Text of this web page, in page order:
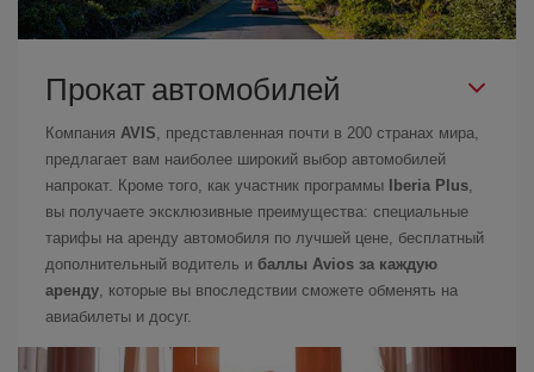
Прокат автомобилей
Компания AVIS , представленная почти в 200 странах мира,
предлагает вам наиболее широкий выбор автомобилей
напрокат. Кроме того, как участник программы
Iberia Plus
вы получаете эксклюзивные преимущества: специальные
тарифы на аренду автомобиля по лучшей цене, бесплатный
дополнительный водитель и баллы Avios за каждую
аренду , которые вы впоследствии сможете обменять на
авиабилеты и досуг.